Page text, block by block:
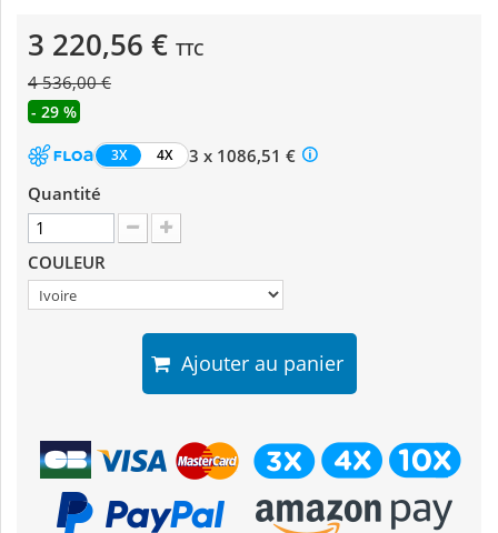
3 220,56 € TTC
4 536,00 €
- 29 %
3X 4X
3 x 1086,51 €
Quantité
COULEUR
Ajouter au panier